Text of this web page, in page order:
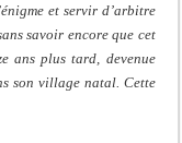
et servir d’arbitre
savoir encore que cet
ans plus tard, devenue
son village natal. Cette